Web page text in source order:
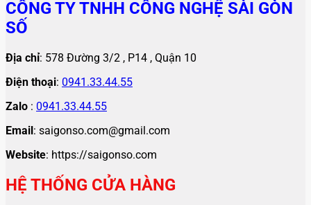
CÔNG TY TNHH CÔNG NGHỆ SÀI GÒN
SỐ
Địa chỉ: 578 Đường 3/2 , P14 , Quận 10
Điện thoại: 0941.33.44.55
Zalo : 0941.33.44.55
Email: saigonso.com@gmail.com
Website: https://saigonso.com
HỆ THỐNG CỬA HÀNG